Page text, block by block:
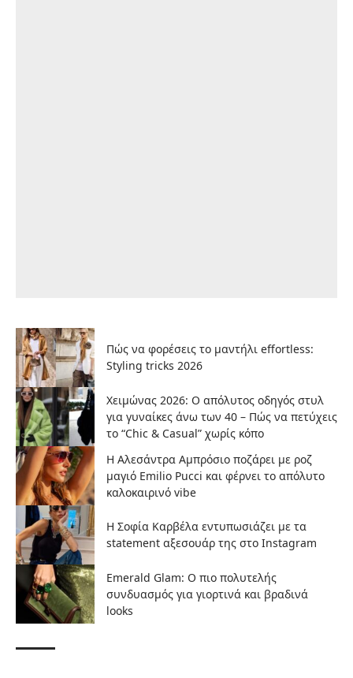
Πώς να φορέσεις το μαντήλι effortless:
Styling tricks 2026
Χειμώνας 2026: Ο απόλυτος οδηγός στυλ
για γυναίκες άνω των 40 – Πώς να πετύχεις
το “Chic & Casual” χωρίς κόπο
Η Αλεσάντρα Αμπρόσιο ποζάρει με ροζ
μαγιό Emilio Pucci και φέρνει το απόλυτο
καλοκαιρινό vibe
Η Σοφία Καρβέλα εντυπωσιάζει με τα
statement αξεσουάρ της στο Instagram
Emerald Glam: Ο πιο πολυτελής
συνδυασμός για γιορτινά και βραδινά
looks